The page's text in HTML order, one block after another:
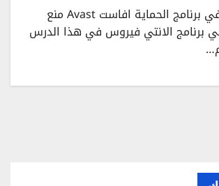
استثناء موقع في برنامج الحماية افاست Avast منع
برنامج الانتي فيروس في هذا الدرس